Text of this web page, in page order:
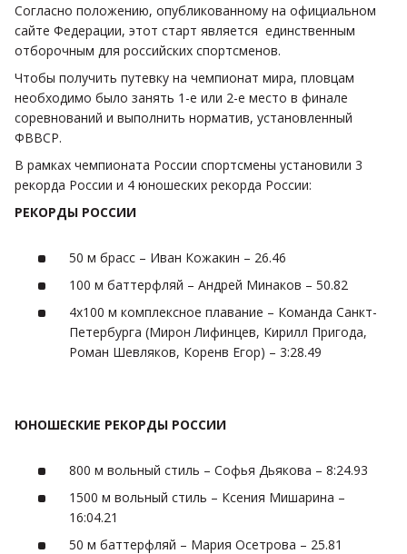
Согласно положению, опубликованному на официальном
сайте Федерации, этот старт является единственным
отборочным для российских спортсменов.
Чтобы получить путевку на чемпионат мира, пловцам
необходимо было занять 1-е или 2-е место в финале
соревнований и выполнить норматив, установленный
ФВВСР.
В рамках чемпионата России спортсмены установили 3
рекорда России и 4 юношеских рекорда России:
РЕКОРДЫ РОССИИ
50 м брасс – Иван Кожакин – 26.46
100 м баттерфляй – Андрей Минаков – 50.82
4х100 м комплексное плавание – Команда Санкт-
Петербурга (Мирон Лифинцев, Кирилл Пригода,
Роман Шевляков, Коренв Егор) – 3:28.49
ЮНОШЕСКИЕ РЕКОРДЫ РОССИИ
800 м вольный стиль – Софья Дьякова – 8:24.93
1500 м вольный стиль – Ксения Мишарина –
16:04.21
50 м баттерфляй – Мария Осетрова – 25.81